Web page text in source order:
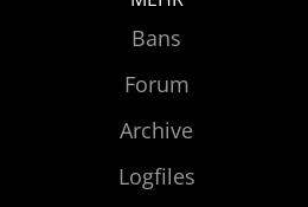
Bans
Forum
Archive
Logfiles